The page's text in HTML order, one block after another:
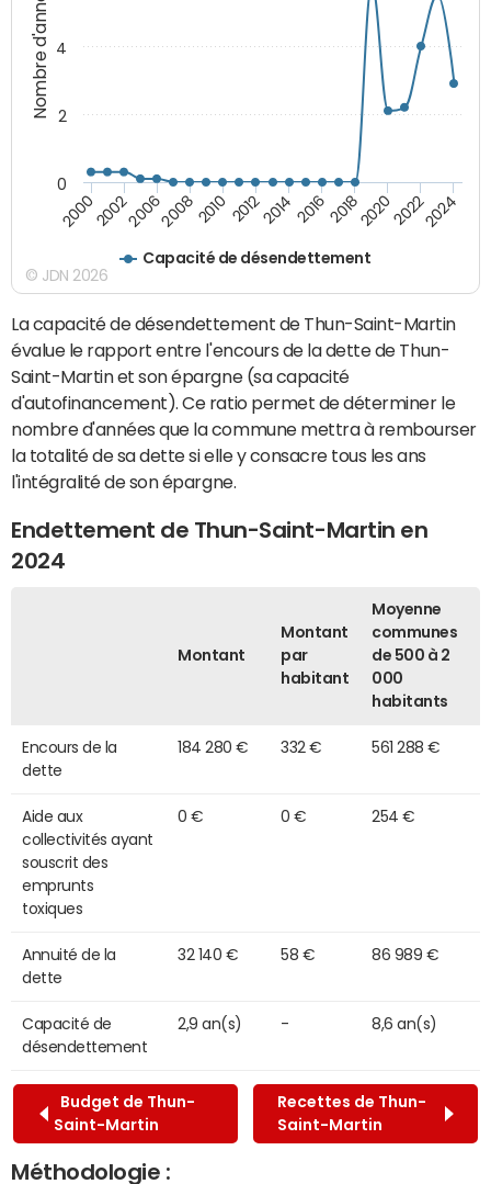
Nombre d'années
Capacité de désendettement
20002002200620082010 2012201420162018202020222024
0
2
4
© JDN 2026
La capacité de désendettement de Thun-Saint-Martin
évalue le rapport entre l'encours de la dette de Thun-
Saint-Martin et son épargne (sa capacité
d'autofinancement). Ce ratio permet de déterminer le
nombre d'années que la commune mettra à rembourser
la totalité de sa dette si elle y consacre tous les ans
l'intégralité de son épargne.
Endettement de Thun-Saint-Martin en
2024
Montant
Montant
par
habitant
Moyenne
communes
de 500 à 2
000
habitants
Encours de la
dette
184 280 € 332 € 561 288 €
Aide aux
collectivités ayant
souscrit des
emprunts
toxiques
0 € 0 € 254 €
Annuité de la
dette
32 140 € 58 € 86 989 €
Capacité de
désendettement
2,9 an(s) - 8,6 an(s)
Budget de Thun-
Saint-Martin
Recettes de Thun-
Saint-Martin
Méthodologie :